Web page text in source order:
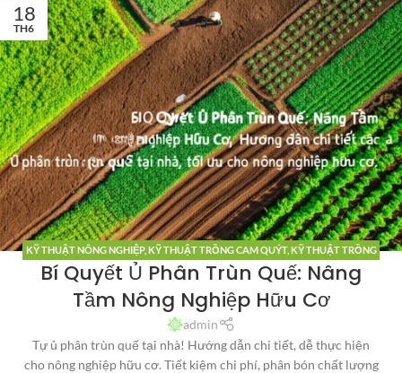
18
TH6
KỸ THUẬT NÔNG NGHIỆP, KỸ THUẬT TRỒNG CAM QUÝT, KỸ THUẬT TRỒNG
CHANH DÂY,KỸ THUẬT TRỒNG DƯA LƯỚI,KỸ THUẬT TRỒNG SẦU RIÊNG
Bí Quyết Ủ Phân Trùn Quế: Nâng
Tầm Nông Nghiệp Hữu Cơ
admin
Tự ủ phân trùn quế tại nhà! Hướng dẫn chi tiết, dễ thực hiện
cho nông nghiệp hữu cơ. Tiết kiệm chi phí, phân bón chất lượng